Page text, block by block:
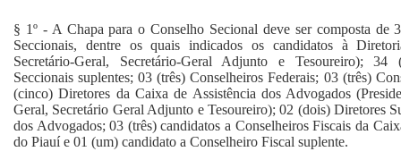
§ 1º - A Chapa para o Conselho Secional deve ser composta de
Seccionais, dentre os quais indicados os candidatos à
Secretário-Geral, Secretário-Geral Adjunto e Tesoureiro);
Seccionais suplentes; 03 (três) Conselheiros Federais; 03 (três)
(cinco) Diretores da Caixa de Assistência dos Advogados
Geral, Secretário Geral Adjunto e Tesoureiro); 02 (dois) Diretores
dos Advogados; 03 (três) candidatos a Conselheiros Fiscais da
do Piauí e 01 (um) candidato a Conselheiro Fiscal suplente.